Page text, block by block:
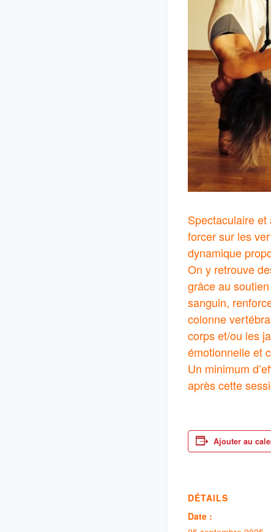
Spectaculaire
forcer sur les
dynamique
On y retrouve
grâce au
sanguin,
colonne
corps et/ou les
émotionnelle et
Un minimum
après cette
Ajouter au
DÉTAILS
Date :